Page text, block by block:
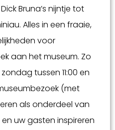
Bruna’s nijntje tot
Alles in een fraaie,
voor
aan het museum. Zo
tussen 11:00 en
(met
als onderdeel van
uw gasten inspireren